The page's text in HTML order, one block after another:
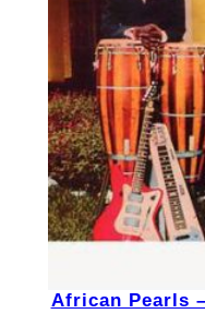
African Pearls